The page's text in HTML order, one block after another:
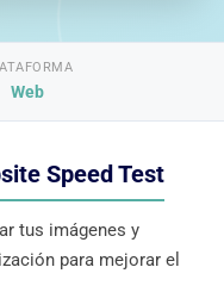
Web
Speed Test
tus imágenes y
para mejorar el